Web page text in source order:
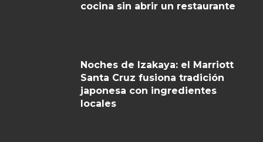
cocina sin abrir un restaurante
Noches de Izakaya: el Marriott
Santa Cruz fusiona tradición
japonesa con ingredientes
locales